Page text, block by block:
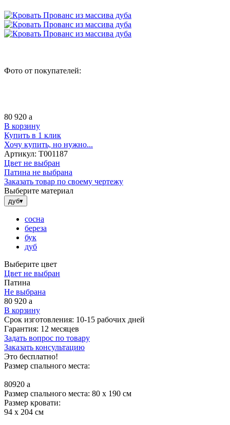
Фото от покупателей:
80 920 a
В корзину
Купить в 1 клик
Хочу купить, но нужно...
Артикул: Т001187
Цвет не выбран
Патина не выбрана
Заказать товар по своему чертежу
Выберите материал
дуб▾
сосна
береза
бук
дуб
Выберите цвет
Цвет не выбран
Патина
Не выбрана
80 920 a
В корзину
Срок изготовления: 10-15 рабочих дней
Гарантия: 12 месяцев
Задать вопрос по товару
Заказать консультацию
Это бесплатно!
Размер спального места:
80920 a
Размер спального места: 80 x 190 см
Размер кровати:
94 x 204 см